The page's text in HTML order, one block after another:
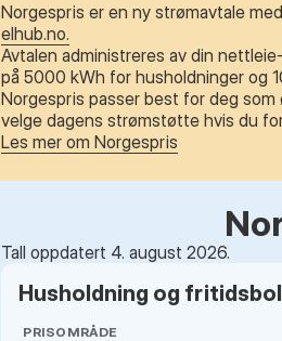
Norgespris er en ny strømavtale
elhub.no.
Avtalen administreres av din
på 5000 kWh for husholdninger og
Norgespris passer best for deg
velge dagens strømstøtte hvis du
Les mer om Norgespris
Tall oppdatert 4. august 2026.
Husholdning og
PRISOMRÅDE